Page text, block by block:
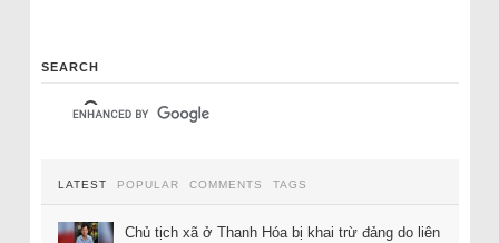
SEARCH
LATEST POPULAR COMMENTS TAGS
Chủ tịch xã ở Thanh Hóa bị khai trừ đảng do liên